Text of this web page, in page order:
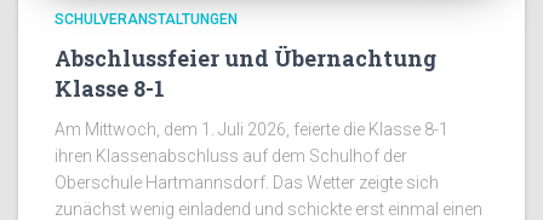
SCHULVERANSTALTUNGEN
Abschlussfeier und Übernachtung
Klasse 8-1
Am Mittwoch, dem 1. Juli 2026, feierte die Klasse 8-1
ihren Klassenabschluss auf dem Schulhof der
Oberschule Hartmannsdorf. Das Wetter zeigte sich
zunächst wenig einladend und schickte erst einmal einen